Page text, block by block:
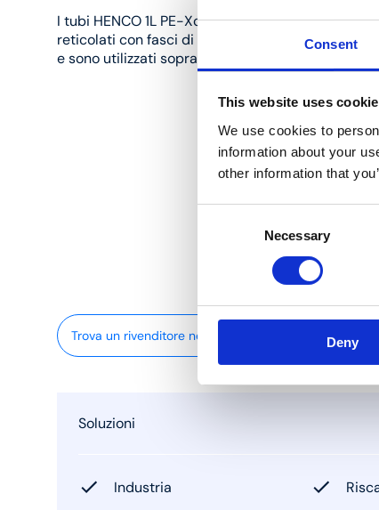
Consent
This website uses
We use cookies to
information about your
other information that
Necessary
Deny
I tubi HENCO 1L PE-Xc sono tubi monostrato in
reticolati con fasci di elettroni. I tubi non
e sono utilizzati soprattutto per gli impianti di
Trova un rivenditore nelle vicinanze
Soluzioni
Industria